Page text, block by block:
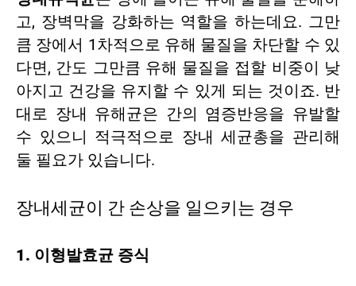
고, 장벽막을 강화하는 역할을 하는데요. 그만
큼 장에서 1차적으로 유해 물질을 차단할 수 있
다면, 간도 그만큼 유해 물질을 접할 비중이 낮
아지고 건강을 유지할 수 있게 되는 것이죠. 반
대로 장내 유해균은 간의 염증반응을 유발할
수 있으니 적극적으로 장내 세균총을 관리해
둘 필요가 있습니다.
장내세균이 간 손상을 일으키는 경우
1. 이형발효균 증식